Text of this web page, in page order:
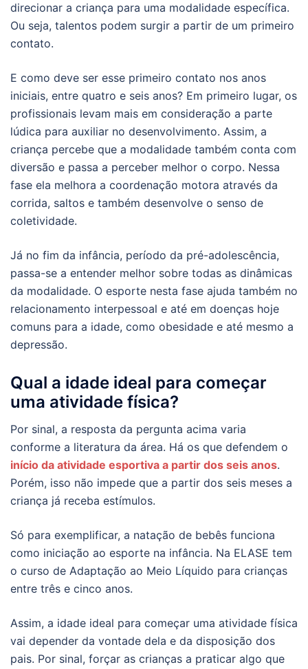
direcionar a criança para uma modalidade específica.
Ou seja, talentos podem surgir a partir de um primeiro
contato.
E como deve ser esse primeiro contato nos anos
iniciais, entre quatro e seis anos? Em primeiro lugar, os
profissionais levam mais em consideração a parte
lúdica para auxiliar no desenvolvimento. Assim, a
criança percebe que a modalidade também conta com
diversão e passa a perceber melhor o corpo. Nessa
fase ela melhora a coordenação motora através da
corrida, saltos e também desenvolve o senso de
coletividade.
Já no fim da infância, período da pré-adolescência,
passa-se a entender melhor sobre todas as dinâmicas
da modalidade. O esporte nesta fase ajuda também no
relacionamento interpessoal e até em doenças hoje
comuns para a idade, como obesidade e até mesmo a
depressão.
Qual a idade ideal para começar
uma atividade física?
Por sinal, a resposta da pergunta acima varia
conforme a literatura da área. Há os que defendem o
início da atividade esportiva a partir dos seis anos.
Porém, isso não impede que a partir dos seis meses a
criança já receba estímulos.
Só para exemplificar, a natação de bebês funciona
como iniciação ao esporte na infância. Na ELASE tem
o curso de Adaptação ao Meio Líquido para crianças
entre três e cinco anos.
Assim, a idade ideal para começar uma atividade física
vai depender da vontade dela e da disposição dos
pais. Por sinal, forçar as crianças a praticar algo que